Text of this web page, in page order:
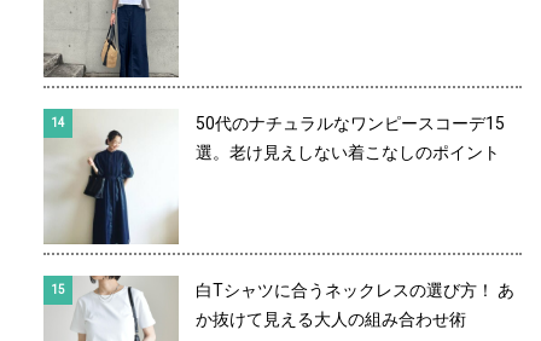
50代のナチュラルなワンピースコーデ15
選。老け見えしない着こなしのポイント
白Tシャツに合うネックレスの選び方！ あ
か抜けて見える大人の組み合わせ術